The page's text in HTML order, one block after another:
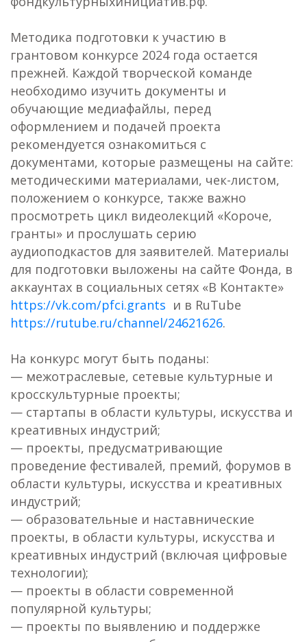
Методика подготовки к участию в
грантовом конкурсе 2024 года остается
прежней. Каждой творческой команде
необходимо изучить документы и
обучающие медиафайлы, перед
оформлением и подачей проекта
рекомендуется ознакомиться с
документами, которые размещены на сайте:
методическими материалами, чек-листом,
положением о конкурсе, также важно
просмотреть цикл видеолекций «Короче,
гранты» и прослушать серию
аудиоподкастов для заявителей. Материалы
для подготовки выложены на сайте Фонда, в
аккаунтах в социальных сетях «В Контакте»
https://vk.com/pfci.grants и в RuTube
https://rutube.ru/channel/24621626.
На конкурс могут быть поданы:
— межотраслевые, сетевые культурные и
кросскультурные проекты;
— стартапы в области культуры, искусства и
креативных индустрий;
— проекты, предусматривающие
проведение фестивалей, премий, форумов в
области культуры, искусства и креативных
индустрий;
— образовательные и наставнические
проекты, в области культуры, искусства и
креативных индустрий (включая цифровые
технологии);
— проекты в области современной
популярной культуры;
— проекты по выявлению и поддержке